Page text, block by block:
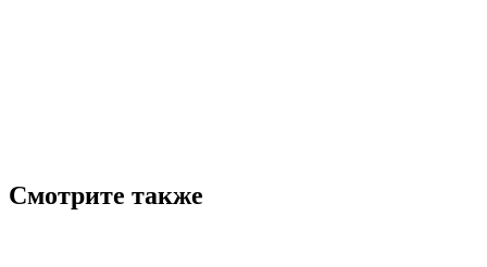
Смотрите также